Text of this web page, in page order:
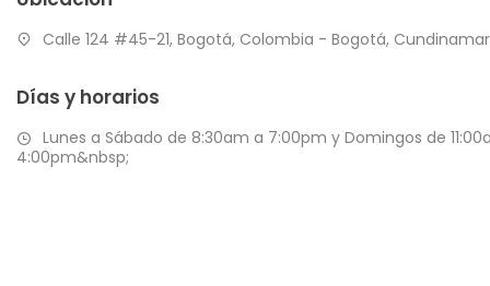
Calle 124 #45-21, Bogotá, Colombia - Bogotá,
Días y horarios
Lunes a Sábado de 8:30am a 7:00pm y Domingos de
4:00pm&nbsp;